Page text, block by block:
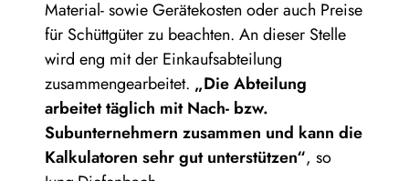
Material- sowie Gerätekosten oder auch Preise
für Schüttgüter zu beachten. An dieser Stelle
wird eng mit der Einkaufsabteilung
zusammengearbeitet. „Die Abteilung
arbeitet täglich mit Nach- bzw.
Subunternehmern zusammen und kann die
Kalkulatoren sehr gut unterstützen“, so